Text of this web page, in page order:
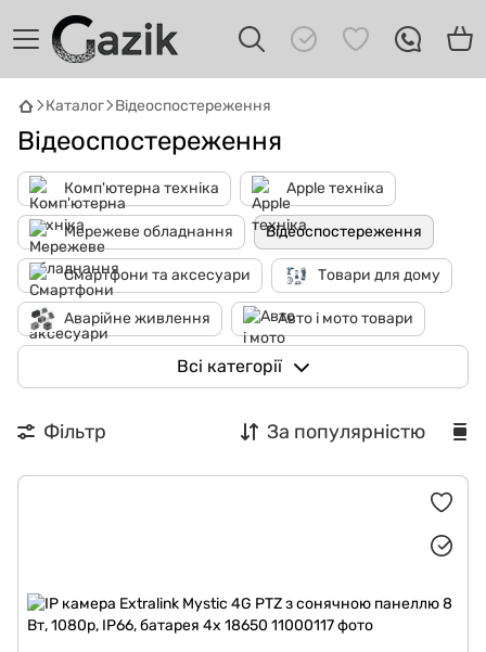
Каталог Відеоспостереження
Відеоспостереження
Комп'ютерна техніка Apple техніка
Мережеве обладнання Відеоспостереження
Смартфони та аксесуари Товари для дому
Аварійне живлення Авто і мото товари
Бавовна-ЕкспресВсі категорії
Фільтр За популярністю
GAZIKAI
Онлайн · пошук техніки
підібрати вживану комп'ютерну техніку.